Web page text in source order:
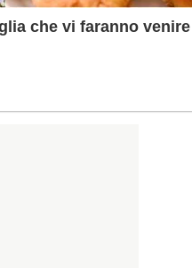
che vi faranno venire